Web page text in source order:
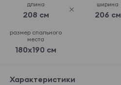
длина
208 см
ширина
206 см
размер спального
места
180x190 см
Характеристики